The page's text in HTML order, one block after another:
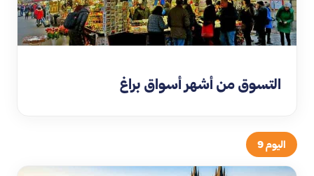
التسوق من أشهر أسواق براغ
اليوم 9